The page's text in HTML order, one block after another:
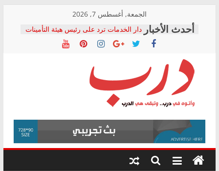
content
الجمعة, أغسطس 7, 2026
دار الخدمات ترد على رئيس هيئة التأمينات
بعد مؤتمره الصحفي: إنكار الأزمة لا ينهي
معاناة أصحاب المعاشات.. ونطالب بكشف
فرحات سليمان يكتب: القطاع الصحي إلى
أين؟
حزب التحالف الشعبي يطلق لجنة “الحق
في الصحة” بالإسكندرية لرصد الانتهاكات
ودعم المرضى
الوزاري لمدينة الصحفيين.. وانتهاء أعمال
إنشاء المبنى الإداري
المجلس القومي لحقوق الإنسان يعلن
متابعة قضية الدكتور محمد زهران.. ويؤكد:
قرينة البراءة وضمانات المحاكمة العادلة
درب
وأتوه
درب..
وتبقى
هي